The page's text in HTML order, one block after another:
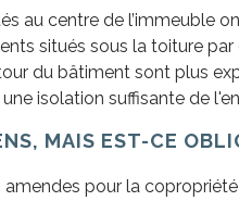
au centre de l’immeuble
situés sous la toiture
du bâtiment sont plus
isolation suffisante de
MAIS EST-CE
pour la